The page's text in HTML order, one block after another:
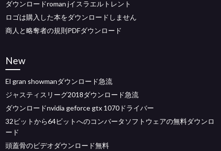
ダウンロードroman jイスラエルトレント
ロゴは購入した本をダウンロードしません
商人と略奪者の規則PDFダウンロード
New
El gran showmanダウンロード急流
ジャスティスリーグ2018ダウンロード急流
ダウンロードnvidia geforce gtx 1070ドライバー
32ビットから64ビットへのコンバータソフトウェアの無料ダウンロ
ード
頭蓋骨のビデオダウンロード無料